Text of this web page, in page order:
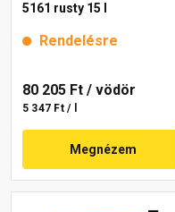
5161 rusty 15 l
Rendelésre
80 205 Ft / vödör
5 347 Ft / l
Megnézem